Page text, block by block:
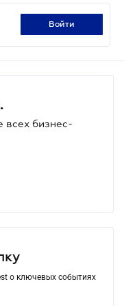
войти
всех бизнес-
о ключевых событиях